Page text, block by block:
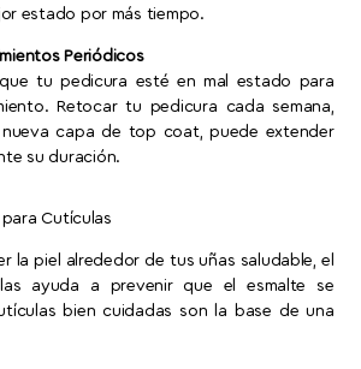
estado por más tiempo.
Periódicos
tu pedicura esté en mal estado para
Retocar tu pedicura cada semana,
nueva capa de top coat, puede extender
su duración.
Cutículas
la piel alrededor de tus uñas saludable, el
ayuda a prevenir que el esmalte se
bien cuidadas son la base de una